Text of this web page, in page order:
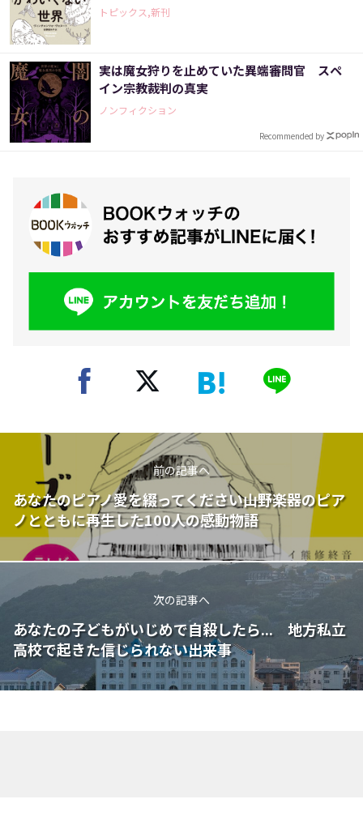
トピックス,新刊
実は魔女狩りを止めていた異端審問官 スペ
イン宗教裁判の真実
ノンフィクション
Recommended by
前の記事へ
あなたのピアノ愛を綴ってください――山野楽器のピア
ノとともに再生した100人の感動物語
次の記事へ
あなたの子どもがいじめで自殺したら... 地方私立
高校で起きた信じられない出来事